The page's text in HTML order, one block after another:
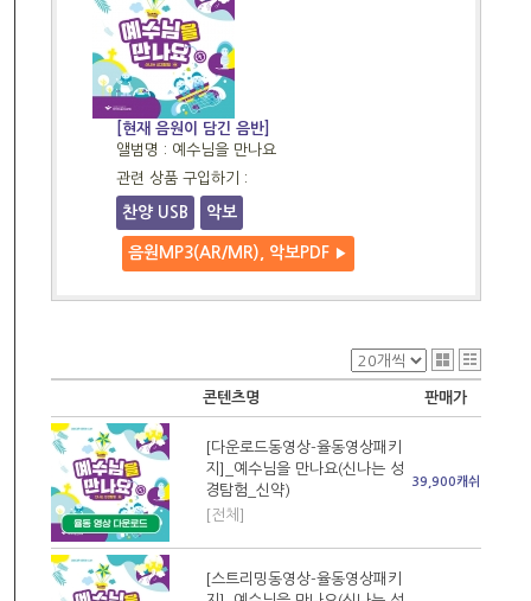
[현재 음원이 담긴 음반]
앨범명 : 예수님을 만나요
관련 상품 구입하기 :
찬양 USB 악보
음원MP3(AR/MR), 악보PDF ▶
콘텐츠명 판매가
[다운로드동영상-율동영상패키
지]_예수님을 만나요(신나는 성
경탐험_신약)
[전체]
39,900캐쉬
[스트리밍동영상-율동영상패키